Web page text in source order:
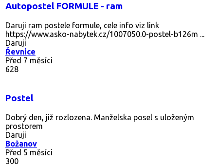
Autopostel FORMULE - ram
Daruji ram postele formule, cele info viz link
https://www.asko-nabytek.cz/1007050.0-postel-b126m ...
Daruji
Řevnice
Před 7 měsíci
628
Postel
Dobrý den, již rozlozena. Manželska posel s uloženým
prostorem
Daruji
Božanov
Před 5 měsíci
300